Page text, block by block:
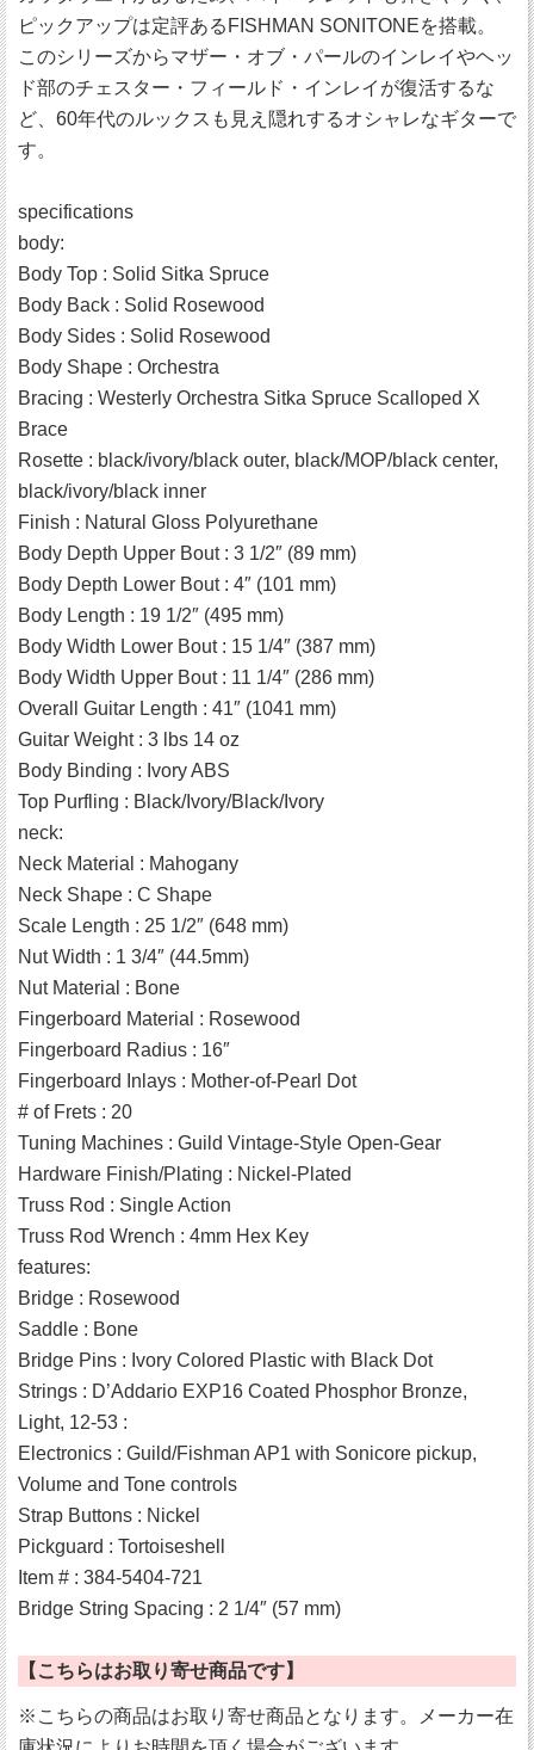
ピックアップは定評あるFISHMAN SONITONEを搭載。
このシリーズからマザー・オブ・パールのインレイやヘッ
ド部のチェスター・フィールド・インレイが復活するな
ど、60年代のルックスも見え隠れするオシャレなギターで
す。
specifications
body:
Body Top : Solid Sitka Spruce
Body Back : Solid Rosewood
Body Sides : Solid Rosewood
Body Shape : Orchestra
Bracing : Westerly Orchestra Sitka Spruce Scalloped X
Brace
Rosette : black/ivory/black outer, black/MOP/black center,
black/ivory/black inner
Finish : Natural Gloss Polyurethane
Body Depth Upper Bout : 3 1/2″ (89 mm)
Body Depth Lower Bout : 4″ (101 mm)
Body Length : 19 1/2″ (495 mm)
Body Width Lower Bout : 15 1/4″ (387 mm)
Body Width Upper Bout : 11 1/4″ (286 mm)
Overall Guitar Length : 41″ (1041 mm)
Guitar Weight : 3 lbs 14 oz
Body Binding : Ivory ABS
Top Purfling : Black/Ivory/Black/Ivory
neck:
Neck Material : Mahogany
Neck Shape : C Shape
Scale Length : 25 1/2″ (648 mm)
Nut Width : 1 3/4″ (44.5mm)
Nut Material : Bone
Fingerboard Material : Rosewood
Fingerboard Radius : 16″
Fingerboard Inlays : Mother-of-Pearl Dot
# of Frets : 20
Tuning Machines : Guild Vintage-Style Open-Gear
Hardware Finish/Plating : Nickel-Plated
Truss Rod : Single Action
Truss Rod Wrench : 4mm Hex Key
features:
Bridge : Rosewood
Saddle : Bone
Bridge Pins : Ivory Colored Plastic with Black Dot
Strings : D’Addario EXP16 Coated Phosphor Bronze,
Light, 12-53 :
Electronics : Guild/Fishman AP1 with Sonicore pickup,
Volume and Tone controls
Strap Buttons : Nickel
Pickguard : Tortoiseshell
Item # : 384-5404-721
Bridge String Spacing : 2 1/4″ (57 mm)
【こちらはお取り寄せ商品です】
※こちらの商品はお取り寄せ商品となります。メーカー在